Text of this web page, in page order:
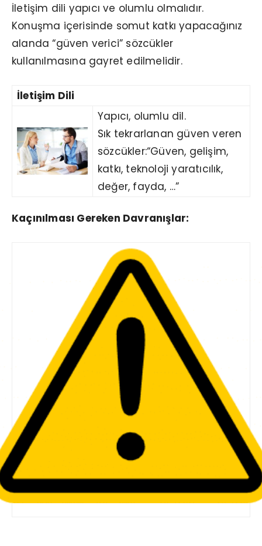
İletişim dili yapıcı ve olumlu olmalıdır.
Konuşma içerisinde somut katkı yapacağınız
alanda “güven verici” sözcükler
kullanılmasına gayret edilmelidir.
İletişim Dili
Yapıcı, olumlu dil.
Sık tekrarlanan güven veren
sözcükler:“Güven, gelişim,
katkı, teknoloji yaratıcılık,
değer, fayda, …”
Kaçınılması Gereken Davranışlar: